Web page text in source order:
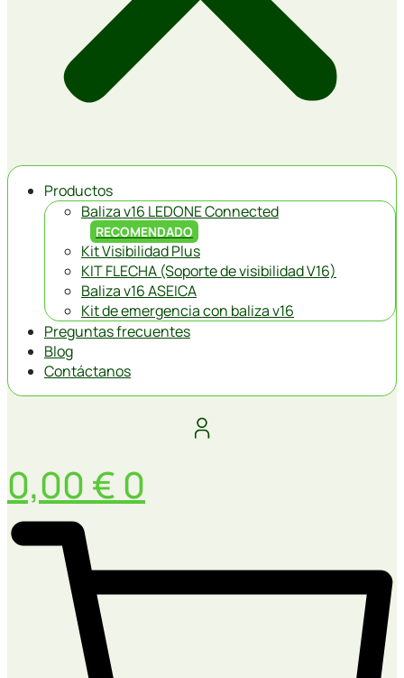
Productos
Baliza v16 LEDONE Connected
RECOMENDADO
Kit Visibilidad Plus
KIT FLECHA (Soporte de visibilidad V16)
Baliza v16 ASEICA
Kit de emergencia con baliza v16
Preguntas frecuentes
Blog
Contáctanos
0,00 € 0